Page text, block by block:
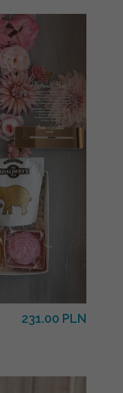
231.00 PLN